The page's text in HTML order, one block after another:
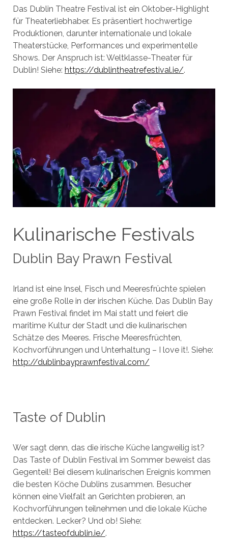
Das Dublin Theatre Festival ist ein Oktober-Highlight
für Theaterliebhaber. Es präsentiert hochwertige
Produktionen, darunter internationale und lokale
Theaterstücke, Performances und experimentelle
Shows. Der Anspruch ist: Weltklasse-Theater für
Dublin! Siehe: https://dublintheatrefestival.ie/.
Kulinarische Festivals
Dublin Bay Prawn Festival
Irland ist eine Insel, Fisch und Meeresfrüchte spielen
eine große Rolle in der irischen Küche. Das Dublin Bay
Prawn Festival findet im Mai statt und feiert die
maritime Kultur der Stadt und die kulinarischen
Schätze des Meeres. Frische Meeresfrüchten,
Kochvorführungen und Unterhaltung – I love it!. Siehe:
http://dublinbayprawnfestival.com/
Taste of Dublin
Wer sagt denn, das die irische Küche langweilig ist?
Das Taste of Dublin Festival im Sommer beweist das
Gegenteil! Bei diesem kulinarischen Ereignis kommen
die besten Köche Dublins zusammen. Besucher
können eine Vielfalt an Gerichten probieren, an
Kochvorführungen teilnehmen und die lokale Küche
entdecken. Lecker? Und ob! Siehe:
https://tasteofdublin.ie/.